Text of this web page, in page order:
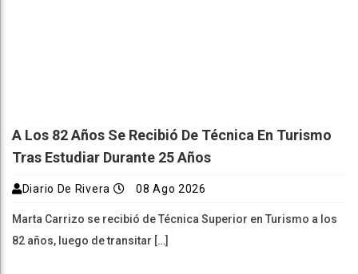
A Los 82 Años Se Recibió De Técnica En Turismo
Tras Estudiar Durante 25 Años
Diario De Rivera 08 Ago 2026
Marta Carrizo se recibió de Técnica Superior en Turismo a los
82 años, luego de transitar […]